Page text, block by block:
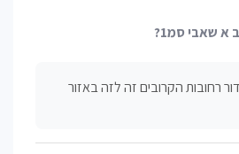
א שאבי סמ1?
רחובות הקרובים זה לזה באזור